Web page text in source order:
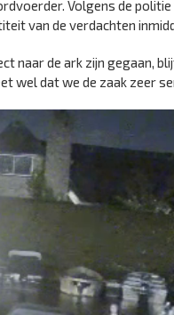
Volgens de
van de verdachten
naar de ark zijn gegaan,
wel dat we de zaak zeer